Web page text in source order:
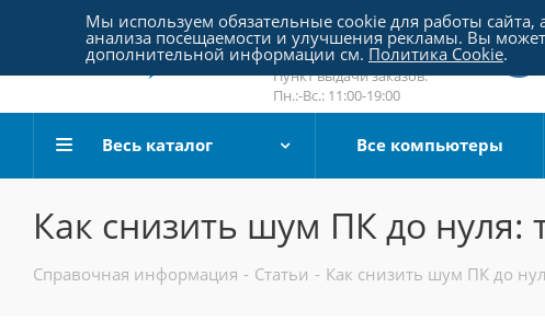
Пятницкое шоссе 18, пав. 267
email:sale@pc-arena.ru
Пн.:-Вс.: 10:00-20:00
Пункт выдачи заказов:
Пн.:-Вс.: 11:00-19:00
Весь каталог Все компьютеры
Как снизить шум ПК до нуля:
Справочная информация - Статьи - Как снизить шум ПК до
Мы используем обязательные cookie для работы
анализа посещаемости и улучшения рекламы. Вы
дополнительной информации см. Политика Cookie.